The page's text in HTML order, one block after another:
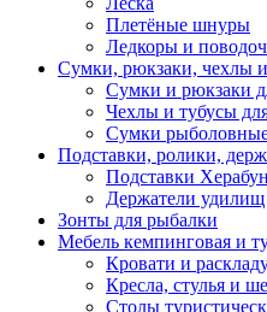
Плетёные шнуры
Ледкоры и
Сумки, рюкзаки, чехлы
Сумки и рюкзаки
Чехлы и тубусы
Сумки
Подставки, ролики,
Подставки
Держатели удилищ
Зонты для рыбалки
Мебель кемпинговая и
Кровати и
Кресла, стулья и
Столы